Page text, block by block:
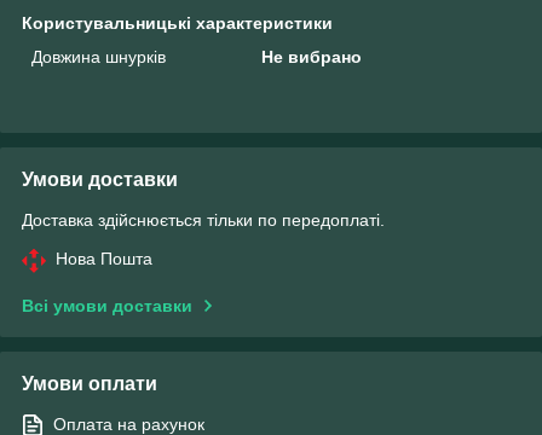
Користувальницькі характеристики
Довжина шнурків
Не вибрано
Умови доставки
Доставка здійснюється тільки по передоплаті.
Нова Пошта
Всі умови доставки
Умови оплати
Оплата на рахунок